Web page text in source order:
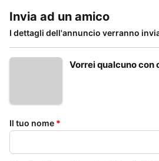
Invia ad un amico
I dettagli dell'annuncio verranno
Vorrei qualcuno
Il tuo nome *